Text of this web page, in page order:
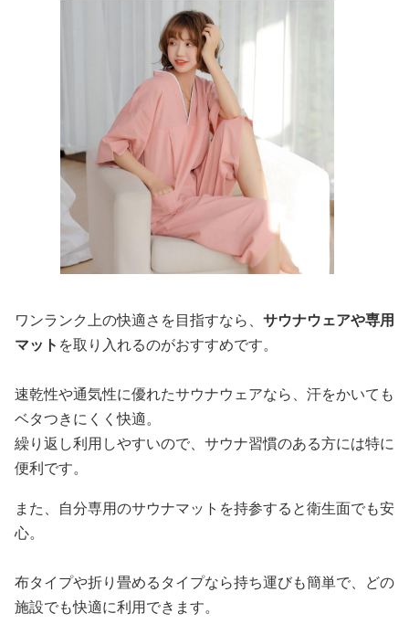
ワンランク上の快適さを目指すなら、 サウナウェアや専用
マット を取り入れるのがおすすめです。
速乾性や通気性に優れたサウナウェアなら、汗をかいても
ベタつきにくく快適。
繰り返し利用しやすいので、サウナ習慣のある方には特に
便利です。
また、自分専用のサウナマットを持参すると衛生面でも安
心。
布タイプや折り畳めるタイプなら持ち運びも簡単で、どの
施設でも快適に利用できます。